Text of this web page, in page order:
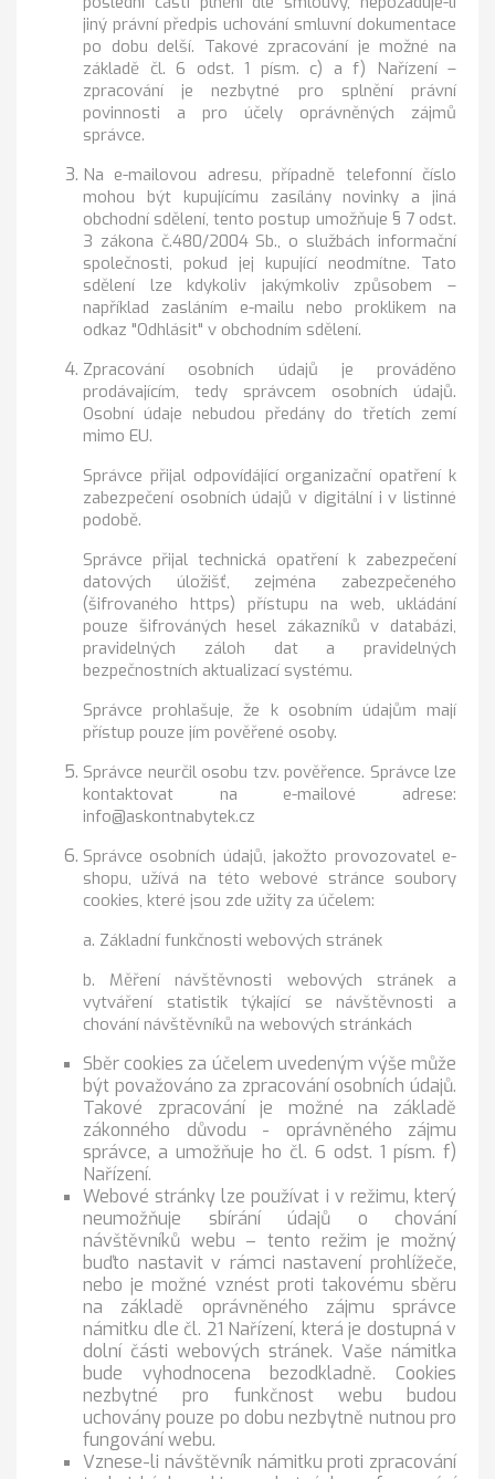
jiný právní předpis uchování smluvní dokumentace
po dobu delší. Takové zpracování je možné na
základě čl. 6 odst. 1 písm. c) a f) Nařízení –
zpracování je nezbytné pro splnění právní
povinnosti a pro účely oprávněných zájmů
správce.
Na e-mailovou adresu, případně telefonní číslo
mohou být kupujícímu zasílány novinky a jiná
obchodní sdělení, tento postup umožňuje § 7 odst.
3 zákona č.480/2004 Sb., o službách informační
společnosti, pokud jej kupující neodmítne. Tato
sdělení lze kdykoliv jakýmkoliv způsobem –
například zasláním e-mailu nebo proklikem na
odkaz "Odhlásit" v obchodním sdělení.
Zpracování osobních údajů je prováděno
prodávajícím, tedy správcem osobních údajů.
Osobní údaje nebudou předány do třetích zemí
mimo EU.
Správce přijal odpovídájící organizační opatření k
zabezpečení osobních údajů v digitální i v listinné
podobě.
Správce přijal technická opatření k zabezpečení
datových úložišť, zejména zabezpečeného
(šifrovaného https) přístupu na web, ukládání
pouze šifrováných hesel zákazníků v databázi,
pravidelných záloh dat a pravidelných
bezpečnostních aktualizací systému.
Správce prohlašuje, že k osobním údajům mají
přístup pouze jím pověřené osoby.
Správce neurčil osobu tzv. pověřence. Správce lze
kontaktovat na e-mailové adrese:
info@askontnabytek.cz
Správce osobních údajů, jakožto provozovatel e-
shopu, užívá na této webové stránce soubory
cookies, které jsou zde užity za účelem:
a. Základní funkčnosti webových stránek
b. Měření návštěvnosti webových stránek a
vytváření statistik týkající se návštěvnosti a
chování návštěvníků na webových stránkách
Sběr cookies za účelem uvedeným výše může
být považováno za zpracování osobních údajů.
Takové zpracování je možné na základě
zákonného důvodu - oprávněného zájmu
správce, a umožňuje ho čl. 6 odst. 1 písm. f)
Nařízení.
Webové stránky lze používat i v režimu, který
neumožňuje sbírání údajů o chování
návštěvníků webu – tento režim je možný
buďto nastavit v rámci nastavení prohlížeče,
nebo je možné vznést proti takovému sběru
na základě oprávněného zájmu správce
námitku dle čl. 21 Nařízení, která je dostupná v
dolní části webových stránek. Vaše námitka
bude vyhodnocena bezodkladně. Cookies
nezbytné pro funkčnost webu budou
uchovány pouze po dobu nezbytně nutnou pro
fungování webu.
Vznese-li návštěvník námitku proti zpracování